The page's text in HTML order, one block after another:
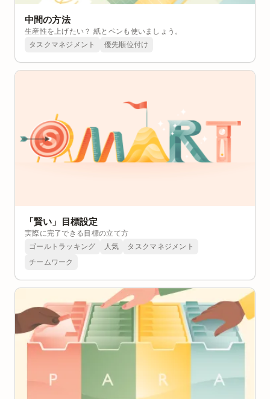
中間の方法
生産性を上げたい？ 紙とペンも使いましょう。
タスクマネジメント
優先順位付け
「賢い」目標設定
実際に完了できる目標の立て方
ゴールトラッキング
人気
タスクマネジメント
チームワーク